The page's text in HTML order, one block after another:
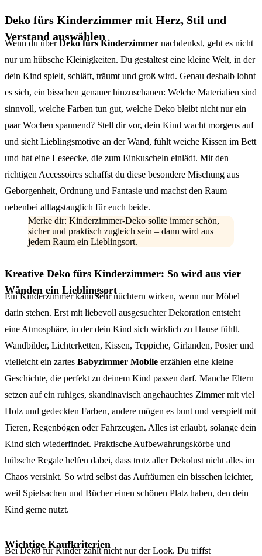
Deko fürs Kinderzimmer mit Herz, Stil und
Verstand auswählen
Wenn du überDeko fürs Kinderzimmer nachdenkst, geht es nicht
nur um hübsche Kleinigkeiten. Du gestaltest eine kleine Welt, in der
dein Kind spielt, schläft, träumt und groß wird. Genau deshalb lohnt
es sich, ein bisschen genauer hinzuschauen: Welche Materialien sind
sinnvoll, welche Farben tun gut, welche Deko bleibt nicht nur ein
paar Wochen spannend? Stell dir vor, dein Kind wacht morgens auf
und sieht Lieblingsmotive an der Wand, fühlt weiche Kissen im Bett
und hat eine Leseecke, die zum Einkuscheln einlädt. Mit den
richtigen Accessoires schaffst du diese besondere Mischung aus
Geborgenheit, Ordnung und Fantasie und machst den Raum
nebenbei alltagstauglich für euch beide.
Merke dir: Kinderzimmer-Deko sollte immer schön,
sicher und praktisch zugleich sein – dann wird aus
jedem Raum ein Lieblingsort.
Kreative Deko fürs Kinderzimmer: So wird aus vier
Wänden ein Lieblingsort
Ein Kinderzimmer kann sehr nüchtern wirken, wenn nur Möbel
darin stehen. Erst mit liebevoll ausgesuchter Dekoration entsteht
eine Atmosphäre, in der dein Kind sich wirklich zu Hause fühlt.
Wandbilder, Lichterketten, Kissen, Teppiche, Girlanden, Poster und
vielleicht ein zartes Babyzimmer Mobile erzählen eine kleine
Geschichte, die perfekt zu deinem Kind passen darf. Manche Eltern
setzen auf ein ruhiges, skandinavisch angehauchtes Zimmer mit viel
Holz und gedeckten Farben, andere mögen es bunt und verspielt mit
Tieren, Regenbögen oder Fahrzeugen. Alles ist erlaubt, solange dein
Kind sich wiederfindet. Praktische Aufbewahrungskörbe und
hübsche Regale helfen dabei, dass trotz aller Dekolust nicht alles im
Chaos versinkt. So wird selbst das Aufräumen ein bisschen leichter,
weil Spielsachen und Bücher einen schönen Platz haben, den dein
Kind gerne nutzt.
Wichtige Kaufkriterien
Bei Deko für Kinder zählt nicht nur der Look. Du triffst